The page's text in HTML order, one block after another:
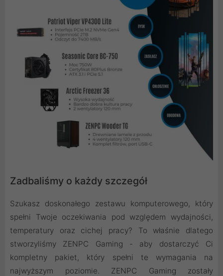
Zadbaliśmy o każdy szczegół
Szukasz doskonałego zestawu komputerowego, który
spełni Twoje oczekiwania pod względem wydajności,
temperatury oraz cichej pracy? To właśnie dlatego
stworzyliśmy ZENPC Gaming - aby dostarczyć Ci
kompletny pakiet, który spełni te wymagania na
najwyższym poziomie. ZENPC Gaming zostały